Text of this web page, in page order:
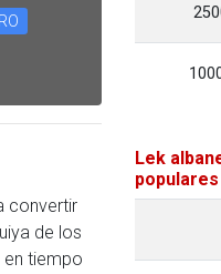
convertir
de los
en tiempo
Lek